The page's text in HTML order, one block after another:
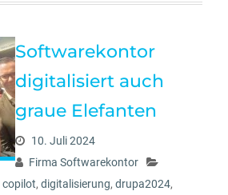
Softwarekontor
digitalisiert auch
graue Elefanten
10. Juli 2024
Firma Softwarekontor
copilot, digitalisierung, drupa2024,